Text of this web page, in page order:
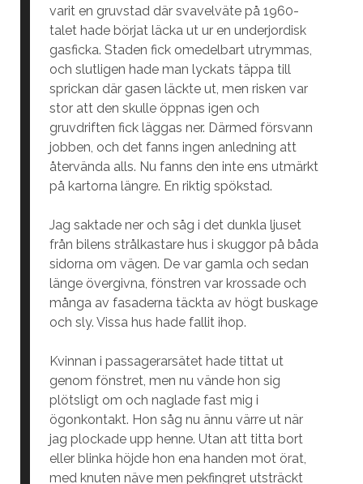
varit en gruvstad där svavelväte på 1960-
talet hade börjat läcka ut ur en underjordisk
gasficka. Staden fick omedelbart utrymmas,
och slutligen hade man lyckats täppa till
sprickan där gasen läckte ut, men risken var
stor att den skulle öppnas igen och
gruvdriften fick läggas ner. Därmed försvann
jobben, och det fanns ingen anledning att
återvända alls. Nu fanns den inte ens utmärkt
på kartorna längre. En riktig spökstad.
Jag saktade ner och såg i det dunkla ljuset
från bilens strålkastare hus i skuggor på båda
sidorna om vägen. De var gamla och sedan
länge övergivna, fönstren var krossade och
många av fasaderna täckta av högt buskage
och sly. Vissa hus hade fallit ihop.
Kvinnan i passagerarsätet hade tittat ut
genom fönstret, men nu vände hon sig
plötsligt om och naglade fast mig i
ögonkontakt. Hon såg nu ännu värre ut när
jag plockade upp henne. Utan att titta bort
eller blinka höjde hon ena handen mot örat,
med knuten näve men pekfingret utsträckt